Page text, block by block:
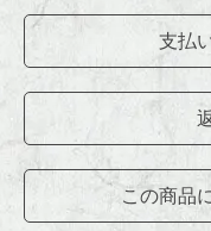
支払
この商品